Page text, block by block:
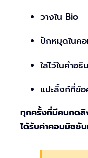
วางใน Bio
ปักหมุดในค
ใส่ไว้ในคำอ
แปะลิ้งก์ที่ข้อ
ทุกครั้งที่มีคนกด
ได้รับค่าคอมมิชชั